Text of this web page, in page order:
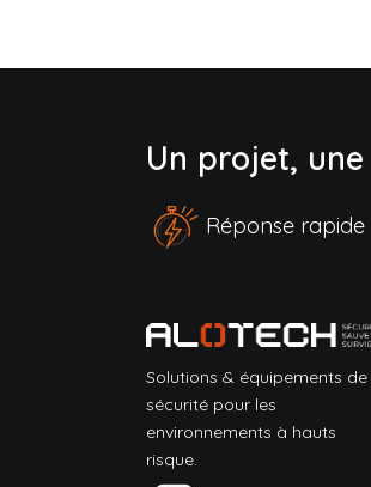
Un projet,
Réponse
Solutions & équipements de
sécurité pour les
environnements à hauts
risque.